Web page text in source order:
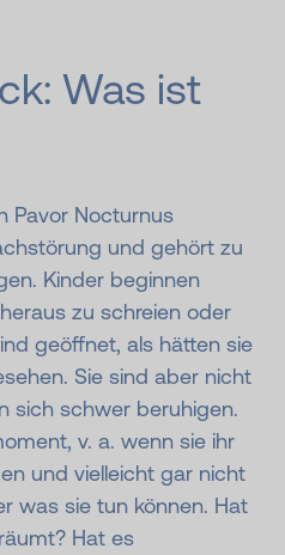
Was ist
Pavor Nocturnus
und gehört zu
Kinder beginnen
zu schreien oder
geöffnet, als hätten sie
Sie sind aber nicht
sich schwer beruhigen.
v. a. wenn sie ihr
und vielleicht gar nicht
was sie tun können. Hat
Hat es